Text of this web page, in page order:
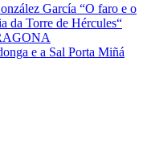
García “O faro e o
da Torre de Hércules“
e a Sal Porta Miñá